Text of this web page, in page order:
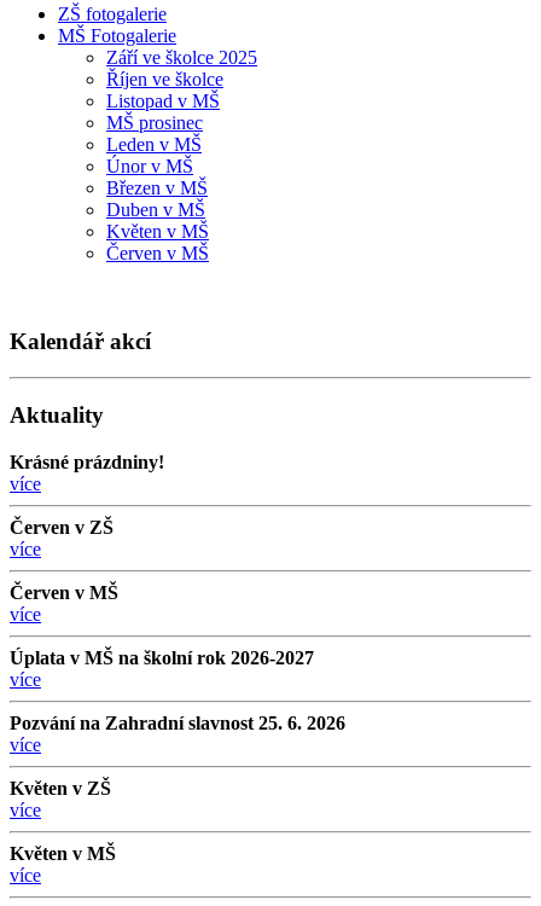
ZŠ fotogalerie
MŠ Fotogalerie
Září ve školce 2025
Říjen ve školce
Listopad v MŠ
MŠ prosinec
Leden v MŠ
Únor v MŠ
Březen v MŠ
Duben v MŠ
Květen v MŠ
Červen v MŠ
Kalendář akcí
Aktuality
Krásné prázdniny!
více
Červen v ZŠ
více
Červen v MŠ
více
Úplata v MŠ na školní rok 2026-2027
více
Pozvání na Zahradní slavnost 25. 6. 2026
více
Květen v ZŠ
více
Květen v MŠ
více